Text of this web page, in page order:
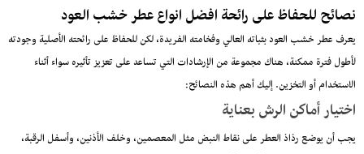
نصائح للحفاظ على رائحة افضل انواع عطر خشب العود
يعرف عطر خشب العود بثباته العالي وفخامته الفريدة، لكن للحفاظ على رائحته الأصلية وجودته
لأطول فترة ممكنة، هناك مجموعة من الإرشادات التي تساعد على تعزيز تأثيره سواء أثناء
الاستخدام أو التخزين. إليك أهم هذه النصائح:
اختيار أماكن الرش بعناية
يجب أن يوضع رذاذ العطر على نقاط النبض مثل المعصمين، وخلف الأذنين، وأسفل الرقبة،